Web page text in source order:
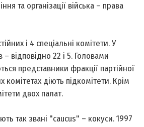
та організації війська – права
і 4 спеціальні комітети. У
– відповідно 22 і 5. Головами
представники фракції партійної
комітетах діють підкомітети. Крім
двох палат.
так звані "caucus" – кокуси. 1997